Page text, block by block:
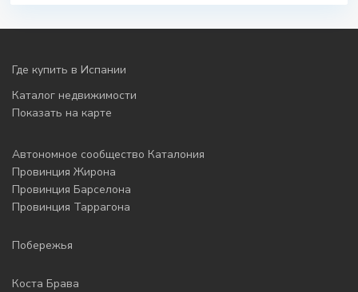
Где купить в Испании
Каталог недвижимости
Показать на карте
Автономное сообщество Каталония
Провинция Жирона
Провинция Барселона
Провинция Таррагона
Побережья
Коста Брава